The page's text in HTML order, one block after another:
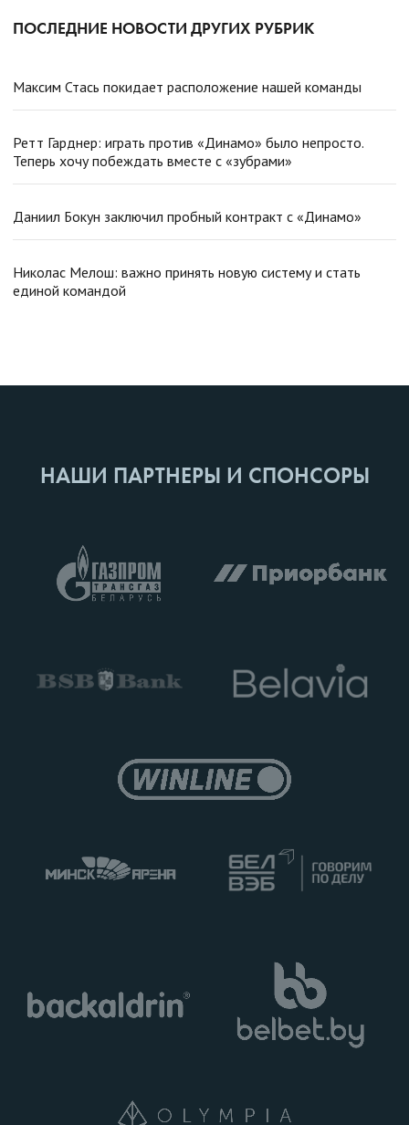
ПОСЛЕДНИЕ НОВОСТИ ДРУГИХ РУБРИК
Максим Стась покидает расположение нашей команды
Ретт Гарднер: играть против «Динамо» было непросто.
Теперь хочу побеждать вместе с «зубрами»
Даниил Бокун заключил пробный контракт с «Динамо»
Николас Мелош: важно принять новую систему и стать
единой командой
НАШИ ПАРТНЕРЫ И СПОНСОРЫ